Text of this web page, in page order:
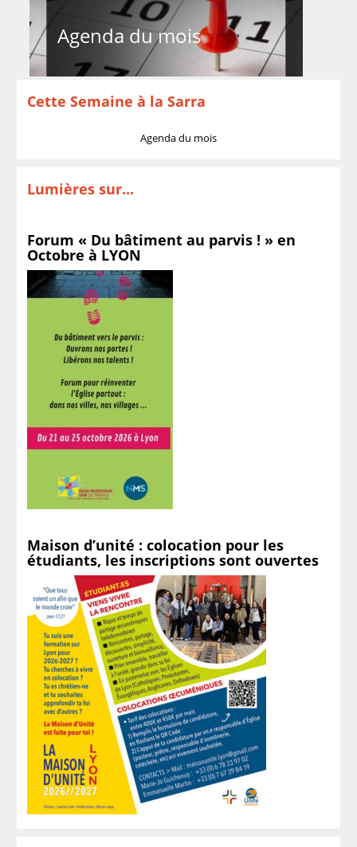
Agenda du mois
Cette Semaine à la Sarra
Agenda du mois
Lumières sur...
Forum « Du bâtiment au parvis ! » en
Octobre à LYON
Maison d’unité : colocation pour les
étudiants, les inscriptions sont ouvertes